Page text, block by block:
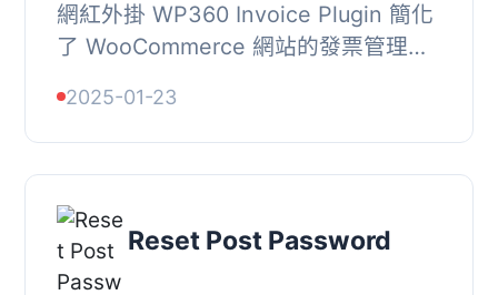
網紅外掛 WP360 Invoice Plugin 簡化
了 WooCommerce 網站的發票管理，
及客戶可以查看和列印他們的發票的功
能。, 問題與答...
2025-01-23
Reset Post Password